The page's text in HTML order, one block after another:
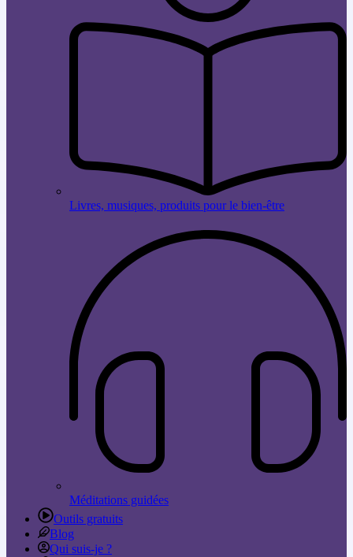
Livres, musiques, produits pour le bien-être
Méditations guidées
Outils gratuits
Blog
Qui suis-je ?